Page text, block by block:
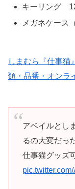
キーリング
メガネケース
しまむら『仕事猫
類・品番・オンラ
アベイルとし
るの大変だっ
仕事猫グッズ